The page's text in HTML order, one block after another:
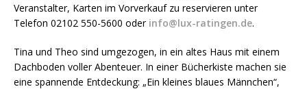
Veranstalter, Karten im Vorverkauf zu reservieren unter
Telefon 02102 550-5600 oder info@lux-ratingen.de.
Tina und Theo sind umgezogen, in ein altes Haus mit einem
Dachboden voller Abenteuer. In einer Bücherkiste machen sie
eine spannende Entdeckung: „Ein kleines blaues Männchen“,